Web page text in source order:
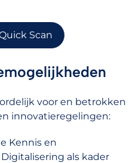
Scan
voor en betrokken
innovatieregelingen:
Kennis en
als kader